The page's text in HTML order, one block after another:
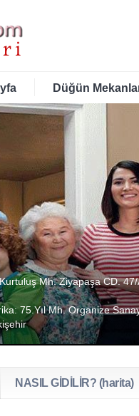
Düğün
Kurtuluş Mh. Ziyapaşa CD. 47/
75.Yıl Mh. Organize
NASIL GİDİLİR? (harita)